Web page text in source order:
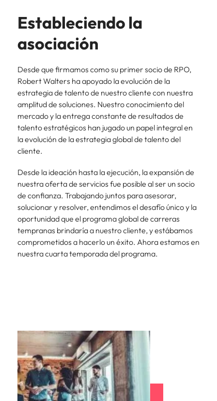
Estableciendo la
asociación
Desde que firmamos como su primer socio de RPO,
Robert Walters ha apoyado la evolución de la
estrategia de talento de nuestro cliente con nuestra
amplitud de soluciones. Nuestro conocimiento del
mercado y la entrega constante de resultados de
talento estratégicos han jugado un papel integral en
la evolución de la estrategia global de talento del
cliente.
Desde la ideación hasta la ejecución, la expansión de
nuestra oferta de servicios fue posible al ser un socio
de confianza. Trabajando juntos para asesorar,
solucionar y resolver, entendimos el desafío único y la
oportunidad que el programa global de carreras
tempranas brindaría a nuestro cliente, y estábamos
comprometidos a hacerlo un éxito. Ahora estamos en
nuestra cuarta temporada del programa.